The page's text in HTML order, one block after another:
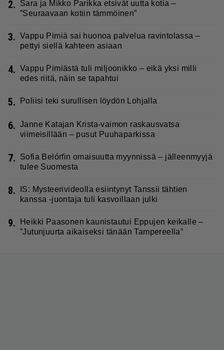
2.
Sara ja Mikko Parikka etsivät uutta kotia –
”Seuraavaan kotiin tämmöinen”
3. Vappu Pimiä sai huonoa palvelua ravintolassa –
pettyi siellä kahteen asiaan
4. Vappu Pimiästä tuli miljoonikko – eikä yksi milli
edes riitä, näin se tapahtui
5. Poliisi teki surullisen löydön Lohjalla
6. Janne Katajan Krista-vaimon raskausvatsa
viimeisillään – pusut Puuhaparkissa
7.
Sofia Belórfin omaisuutta myynnissä – jälleenmyyjä
tulee Suomesta
8.
IS: Mysteerivideolla esiintynyt Tanssii tähtien
kanssa -juontaja tuli kasvoillaan julki
9.
Heikki Paasonen kaunistautui Eppujen keikalle –
”Jutunjuurta aikaiseksi tänään Tampereella”